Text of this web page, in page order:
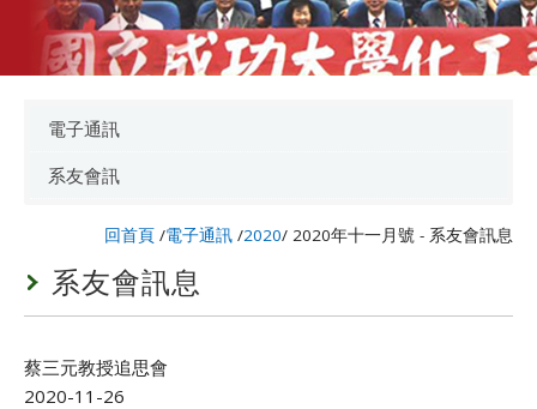
電子通訊
系友會訊
回首頁 /電子通訊 /2020/ 2020年十一月號 - 系友會訊息
系友會訊息
蔡三元教授追思會
2020-11-26